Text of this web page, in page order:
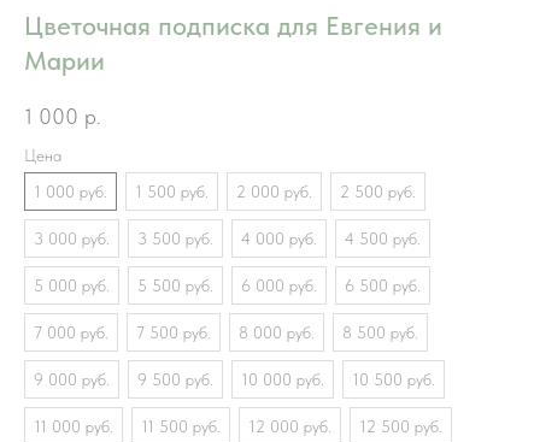
Цветочная подписка для Евгения и
Марии
1 000 р.
Цена
1 000 руб.
1 500 руб. 2 000 руб. 2 500 руб.
3 000 руб. 3 500 руб. 4 000 руб. 4 500 руб.
5 000 руб. 5 500 руб. 6 000 руб. 6 500 руб.
7 000 руб. 7 500 руб. 8 000 руб. 8 500 руб.
9 000 руб. 9 500 руб. 10 000 руб. 10 500 руб.
11 000 руб. 11 500 руб. 12 000 руб. 12 500 руб.